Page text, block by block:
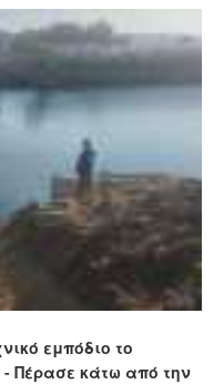
εμπόδιο το
- Πέρασε κάτω από την